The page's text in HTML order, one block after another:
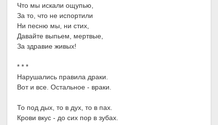
Что мы искали ощупью,
За то, что не испортили
Ни песню мы, ни стих,
Давайте выпьем, мертвые,
За здравие живых!
* * *
Нарушались правила драки.
Вот и все. Остальное - враки.
То под дых, то в дух, то в пах.
Крови вкус - до сих пор в зубах.